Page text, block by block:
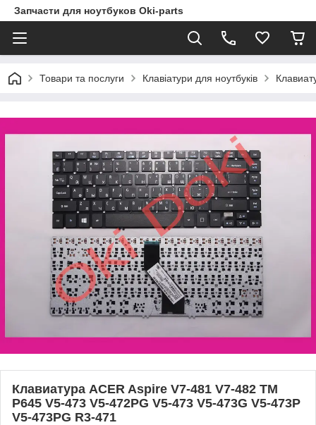
Запчасти для ноутбуков Oki-parts
Товари та послуги Клавіатури для ноутбуків
Клавиатура ACER Aspire V7-481 V7-482 TM
P645 V5-473 V5-472PG V5-473 V5-473G V5-473P
V5-473PG R3-471